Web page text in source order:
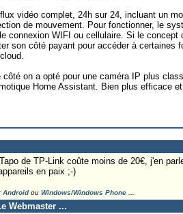
vidéo complet, 24h sur 24, incluant un
de mouvement. Pour fonctionner, le
connexion WIFI ou cellulaire. Si le concept
son côté payant pour accéder à certaines
on a opté pour une caméra IP plus
Home Assistant. Bien plus efficace
de TP-Link coûte moins de 20€, j'en
en paix ;-)
Androidou Windows/Windows Phone...
Webmaster ...